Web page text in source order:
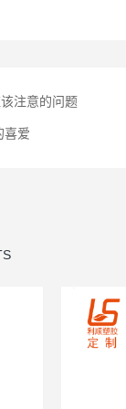
注意的问题
喜爱